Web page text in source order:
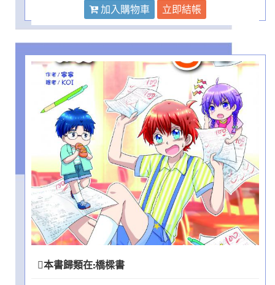
加入購物車 立即結帳
本書歸類在:橋樑書